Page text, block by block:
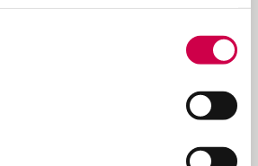
nämä eivät uskoneet
uskoi meidän